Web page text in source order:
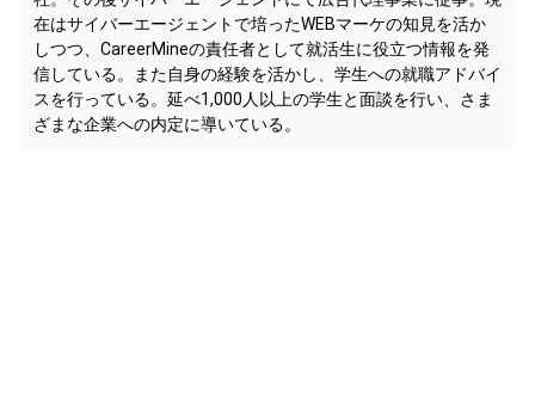
在はサイバーエージェントで培ったWEBマーケの知見を活か
しつつ、CareerMineの責任者として就活生に役立つ情報を発
信している。また自身の経験を活かし、学生への就職アドバイ
スを行っている。延べ1,000人以上の学生と面談を行い、さま
ざまな企業への内定に導いている。